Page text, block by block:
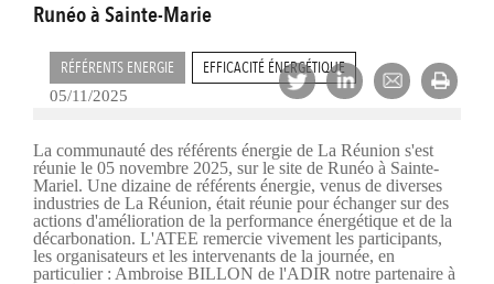
Runéo à Sainte-Marie
RÉFÉRENTS ENERGIE EFFICACITÉ ÉNERGÉTIQUE
05/11/2025
La communauté des référents énergie de La Réunion s'est
réunie le 05 novembre 2025, sur le site de Runéo à Sainte-
Mariel. Une dizaine de référents énergie, venus de diverses
industries de La Réunion, était réunie pour échanger sur des
actions d'amélioration de la performance énergétique et de la
décarbonation. L'ATEE remercie vivement les participants,
les organisateurs et les intervenants de la journée, en
particulier : Ambroise BILLON de l'ADIR notre partenaire à